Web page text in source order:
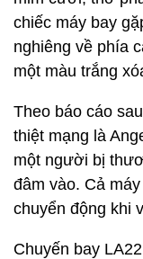
chiếc máy bay
nghiêng về phía
một màu trắng
Theo báo cáo
thiệt mạng là
một người bị
đâm vào. Cả
chuyển động khi
Chuyến bay